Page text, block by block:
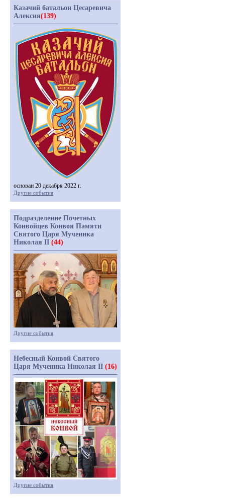
Казачий батальон Цесаревича
Алексия(139)
основан 20 декабря 2022 г.
Другие события
Подразделение Почетных
Конвойцев Конвоя Памяти
Святого Царя Мученика
Николая II (44)
Другие события
Небесный Конвой Святого
Царя Мученика Николая II (16)
Другие события